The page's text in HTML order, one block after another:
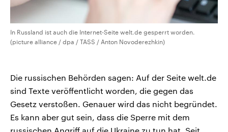
In Russland ist auch die Internet-Seite welt.de gesperrt worden.
(picture alliance / dpa / TASS / Anton Novoderezhkin)
Die russischen Behörden sagen: Auf der Seite welt.de
sind Texte veröffentlicht worden, die gegen das
Gesetz verstoßen. Genauer wird das nicht begründet.
Es kann aber gut sein, dass die Sperre mit dem